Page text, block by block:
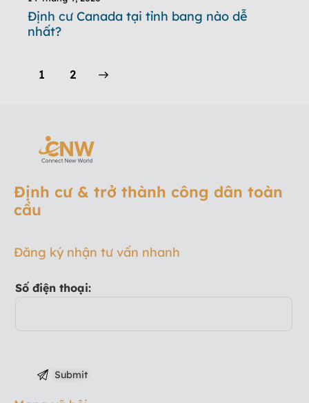
Định cư Canada tại tỉnh bang nào dễ
nhất?
1 2
Định cư & trở thành công dân toàn
cầu
Đăng ký nhận tư vấn nhanh
Số điện thoại: